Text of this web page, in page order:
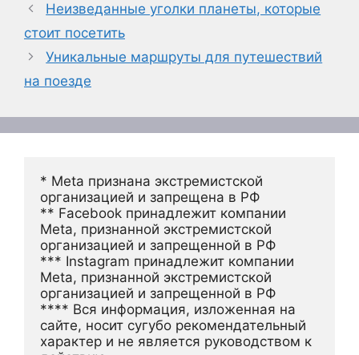
Неизведанные уголки планеты, которые
стоит посетить
Уникальные маршруты для путешествий
на поезде
* Meta признана экстремистской
организацией и запрещена в РФ
** Facebook принадлежит компании
Meta, признанной экстремистской
организацией и запрещенной в РФ
*** Instagram принадлежит компании
Meta, признанной экстремистской
организацией и запрещенной в РФ
**** Вся информация, изложенная на
сайте, носит сугубо рекомендательный
характер и не является руководством к